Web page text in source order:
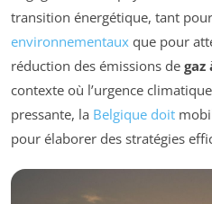
transition énergétique, tant
environnementaux que pour
réduction des émissions de gaz
contexte où l’urgence
pressante, la Belgique doit
pour élaborer des stratégies